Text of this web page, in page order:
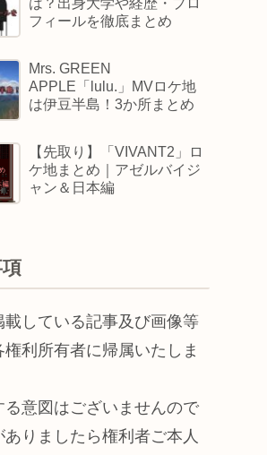
フィールを徹底まとめ
Mrs. GREEN
APPLE「lulu.」MVロケ地
は伊豆半島！3か所まとめ
【先取り】「VIVANT2」ロ
ケ地まとめ｜アゼルバイジ
ャン＆日本編
載している記事及び画像等
利所有者に帰属いたしま
る意図はございませんので
りましたら権利者ご本人